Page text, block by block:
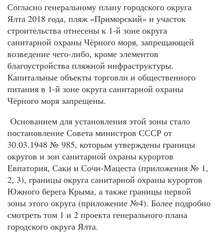
Согласно генеральному плану городского округа
Ялта 2018 года, пляж «Приморский» и участок
строительства отнесены к 1-й зоне округа
санитарной охраны Чёрного моря, запрещающей
возведение чего-либо, кроме элементов
благоустройства пляжной инфраструктуры.
Капитальные объекты торговли и общественного
питания в 1-й зоне округа санитарной охраны
Чёрного моря запрещены.
Основанием для установления этой зоны стало
постановление Совета министров СССР от
30.03.1948 № 985, которым утверждены границы
округов и зон санитарной охраны курортов
Евпатория, Саки и Сочи-Мацеста (приложения № 1,
2, 3), границы округа санитарной охраны курортов
Южного берега Крыма, а также границы первой
зоны этого округа (приложение №4). Более подробно
смотреть том 1 и 2 проекта генерального плана
городского округа Ялта.